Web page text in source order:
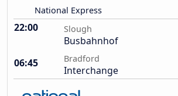
National Express
22:00 Slough
Busbahnhof
06:45
Bradford
Interchange